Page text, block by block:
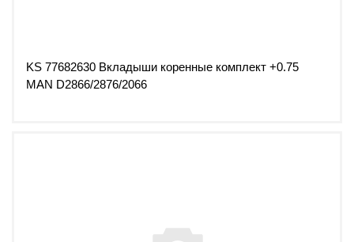
KS 77682630 Вкладыши коренные комплект +0.75
MAN D2866/2876/2066